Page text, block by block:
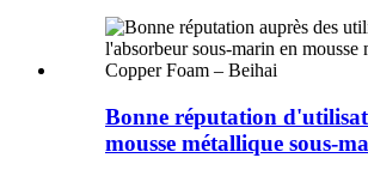
Bonne réputation
mousse métallique sous-